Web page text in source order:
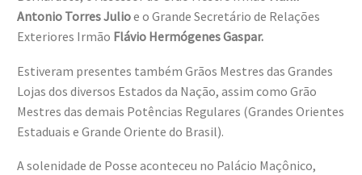
Antonio Torres Julioe o Grande Secretário de Relações
Exteriores Irmão Flávio Hermógenes Gaspar.
Estiveram presentes também Grãos Mestres das Grandes
Lojas dos diversos Estados da Nação, assim como Grão
Mestres das demais Potências Regulares (Grandes Orientes
Estaduais e Grande Oriente do Brasil).
A solenidade de Posse aconteceu no Palácio Maçônico,